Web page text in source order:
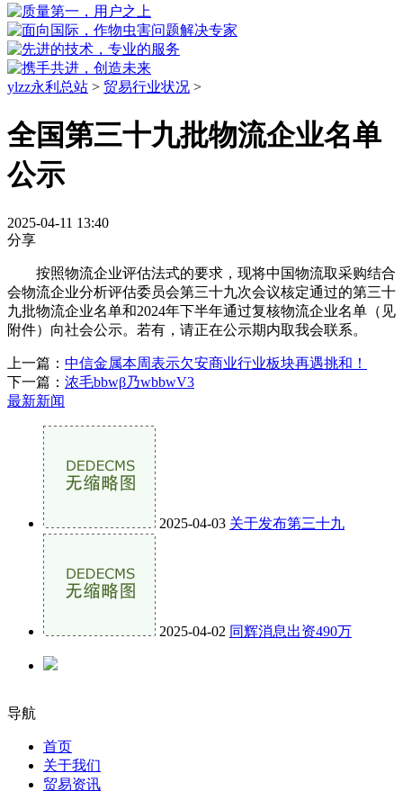
ylzz永利总站 > 贸易行业状况 >
全国第三十九批物流企业名单
公示
2025-04-11 13:40
分享
按照物流企业评估法式的要求，现将中国物流取采购结合
会物流企业分析评估委员会第三十九次会议核定通过的第三十
九批物流企业名单和2024年下半年通过复核物流企业名单（见
附件）向社会公示。若有，请正在公示期内取我会联系。
上一篇： 中信金属本周表示欠安商业行业板块再遇挑和！
下一篇： 浓毛bbwβ乃wbbwV3
最新新闻
2025-04-03 关于发布第三十九
2025-04-02 同辉消息出资490万
导航
首页
关于我们
贸易资讯